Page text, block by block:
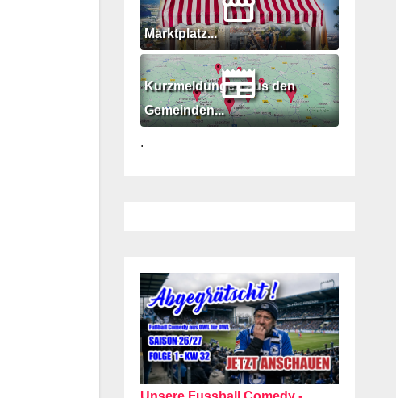
Marktplatz...
Kurzmeldungen aus den
Gemeinden...
.